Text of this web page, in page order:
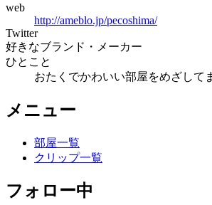
web
http://ameblo.jp/pecoshima/
Twitter
好きなブランド・メーカー
ひとこと
おたくでかわいい部屋をめざして
メニュー
部屋一覧
クリップ一覧
フォロー中